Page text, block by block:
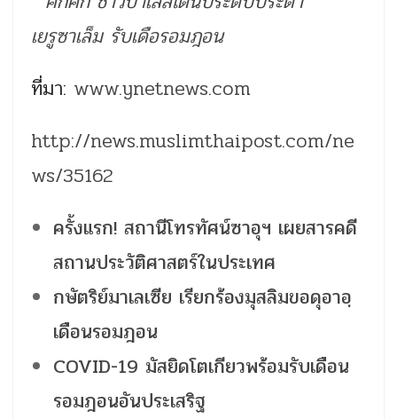
ที่มา: www.ynetnews.com
http://news.muslimthaipost.com/ne
ws/35162
ครั้งแรก! สถานีโทรทัศน์ซาอุฯ เผยสารคดี
สถานประวัติศาสตร์ในประเทศ
กษัตริย์มาเลเซีย เรียกร้องมุสลิมขอดุอาอฺ
เดือนรอมฎอน
COVID-19 มัสยิดโตเกียวพร้อมรับเดือน
รอมฎอนอันประเสริฐ